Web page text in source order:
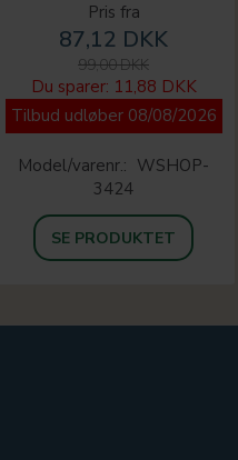
Pris fra
87,12 DKK
99,00 DKK
Du sparer: 11,88 DKK
Tilbud udløber 08/08/2026
Model/varenr.: WSHOP-
3424
SE PRODUKTET